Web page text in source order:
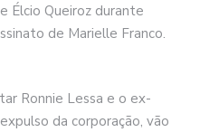
Élcio Queiroz durante
de Marielle Franco.
Ronnie Lessa e o ex-
da corporação, vão